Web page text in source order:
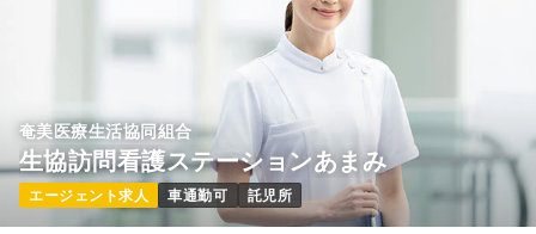
気になる 詳細を見る
オペ室(手術室) 正・准看護師 一般病院
日勤のみ（常勤） 一時募集休止
奄美医療生活協同組合
生協訪問看護ステーションあまみ
エージェント求人 車通勤可 託児所